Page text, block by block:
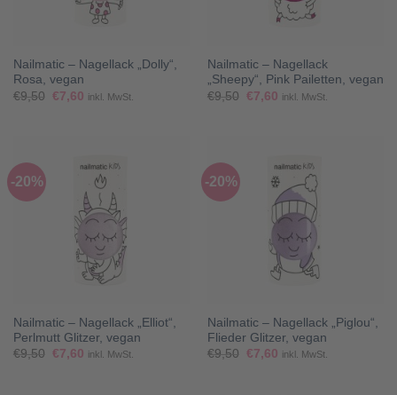
Nailmatic – Nagellack „Dolly“,
Rosa, vegan
€9,50 Ursprünglicher
Preis
€7,60Aktueller
inkl. MwSt.
Nailmatic – Nagellack
„Sheepy“, Pink Pailetten, vegan
€9,50 Ursprünglicher
Preis
€7,60Aktueller
inkl. MwSt.
-20%
Nailmatic – Nagellack „Elliot“,
Perlmutt Glitzer, vegan
€9,50 Ursprünglicher
€7,60Aktueller
inkl. MwSt.
-20%
Nailmatic – Nagellack „Piglou“,
Flieder Glitzer, vegan
€9,50 Ursprünglicher
€7,60Aktueller
inkl. MwSt.